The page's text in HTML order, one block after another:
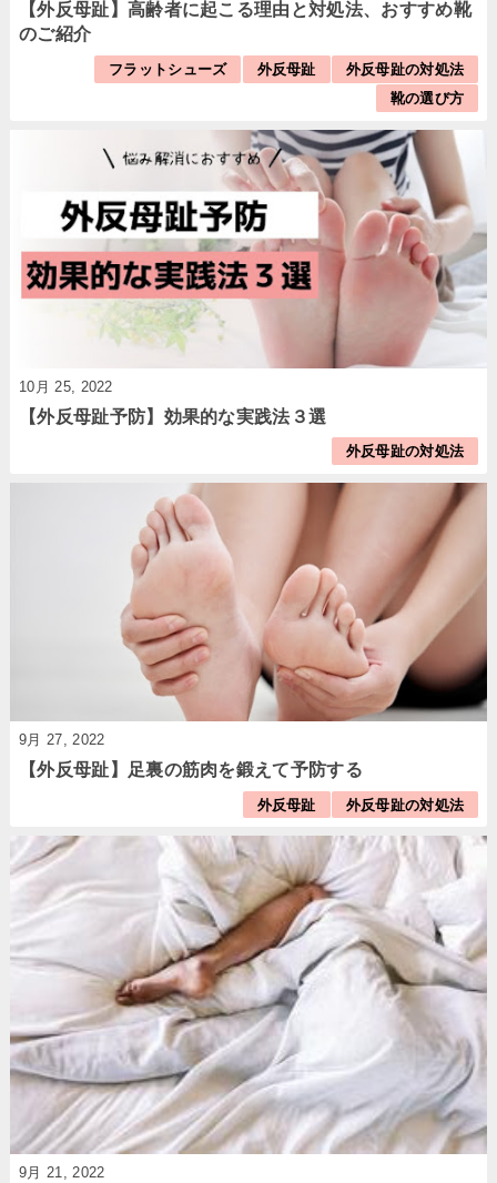
【外反母趾】高齢者に起こる理由と対処法、おすすめ靴
のご紹介
フラットシューズ 外反母趾
外反母趾の対処法
靴の選び方
10月 25, 2022
【外反母趾予防】効果的な実践法３選
外反母趾の対処法
9月 27, 2022
【外反母趾】足裏の筋肉を鍛えて予防する
外反母趾 外反母趾の対処法
9月 21, 2022